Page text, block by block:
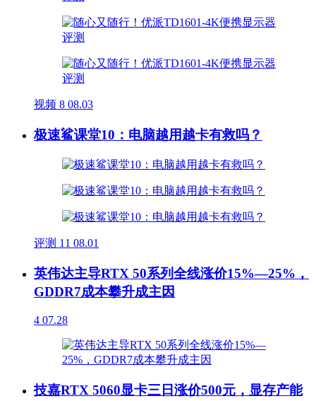
视频 8 08.03
极速鲨课堂10：电脑越用越卡有救吗？
评测 11 08.01
英伟达主导RTX 50系列全线涨价15%—25%，
GDDR7成本攀升成主因
4 07.28
技嘉RTX 5060显卡三日涨价500元，显存产能